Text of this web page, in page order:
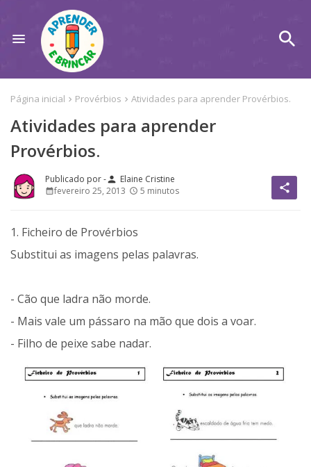
Página inicial Provérbios Atividades para aprender Provérbios.
Atividades para aprender
Provérbios.
person Elaine Cristine
fevereiro 25, 2013
5 minutos share
1. Ficheiro de Provérbios
Substitui as imagens pelas palavras.
- Cão que ladra não morde.
- Mais vale um pássaro na mão que dois a voar.
- Filho de peixe sabe nadar.